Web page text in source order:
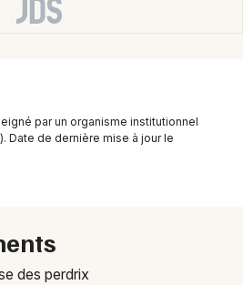
Aquitaine
par un organisme institutionnel
Date de dernière mise à jour le
des perdrix